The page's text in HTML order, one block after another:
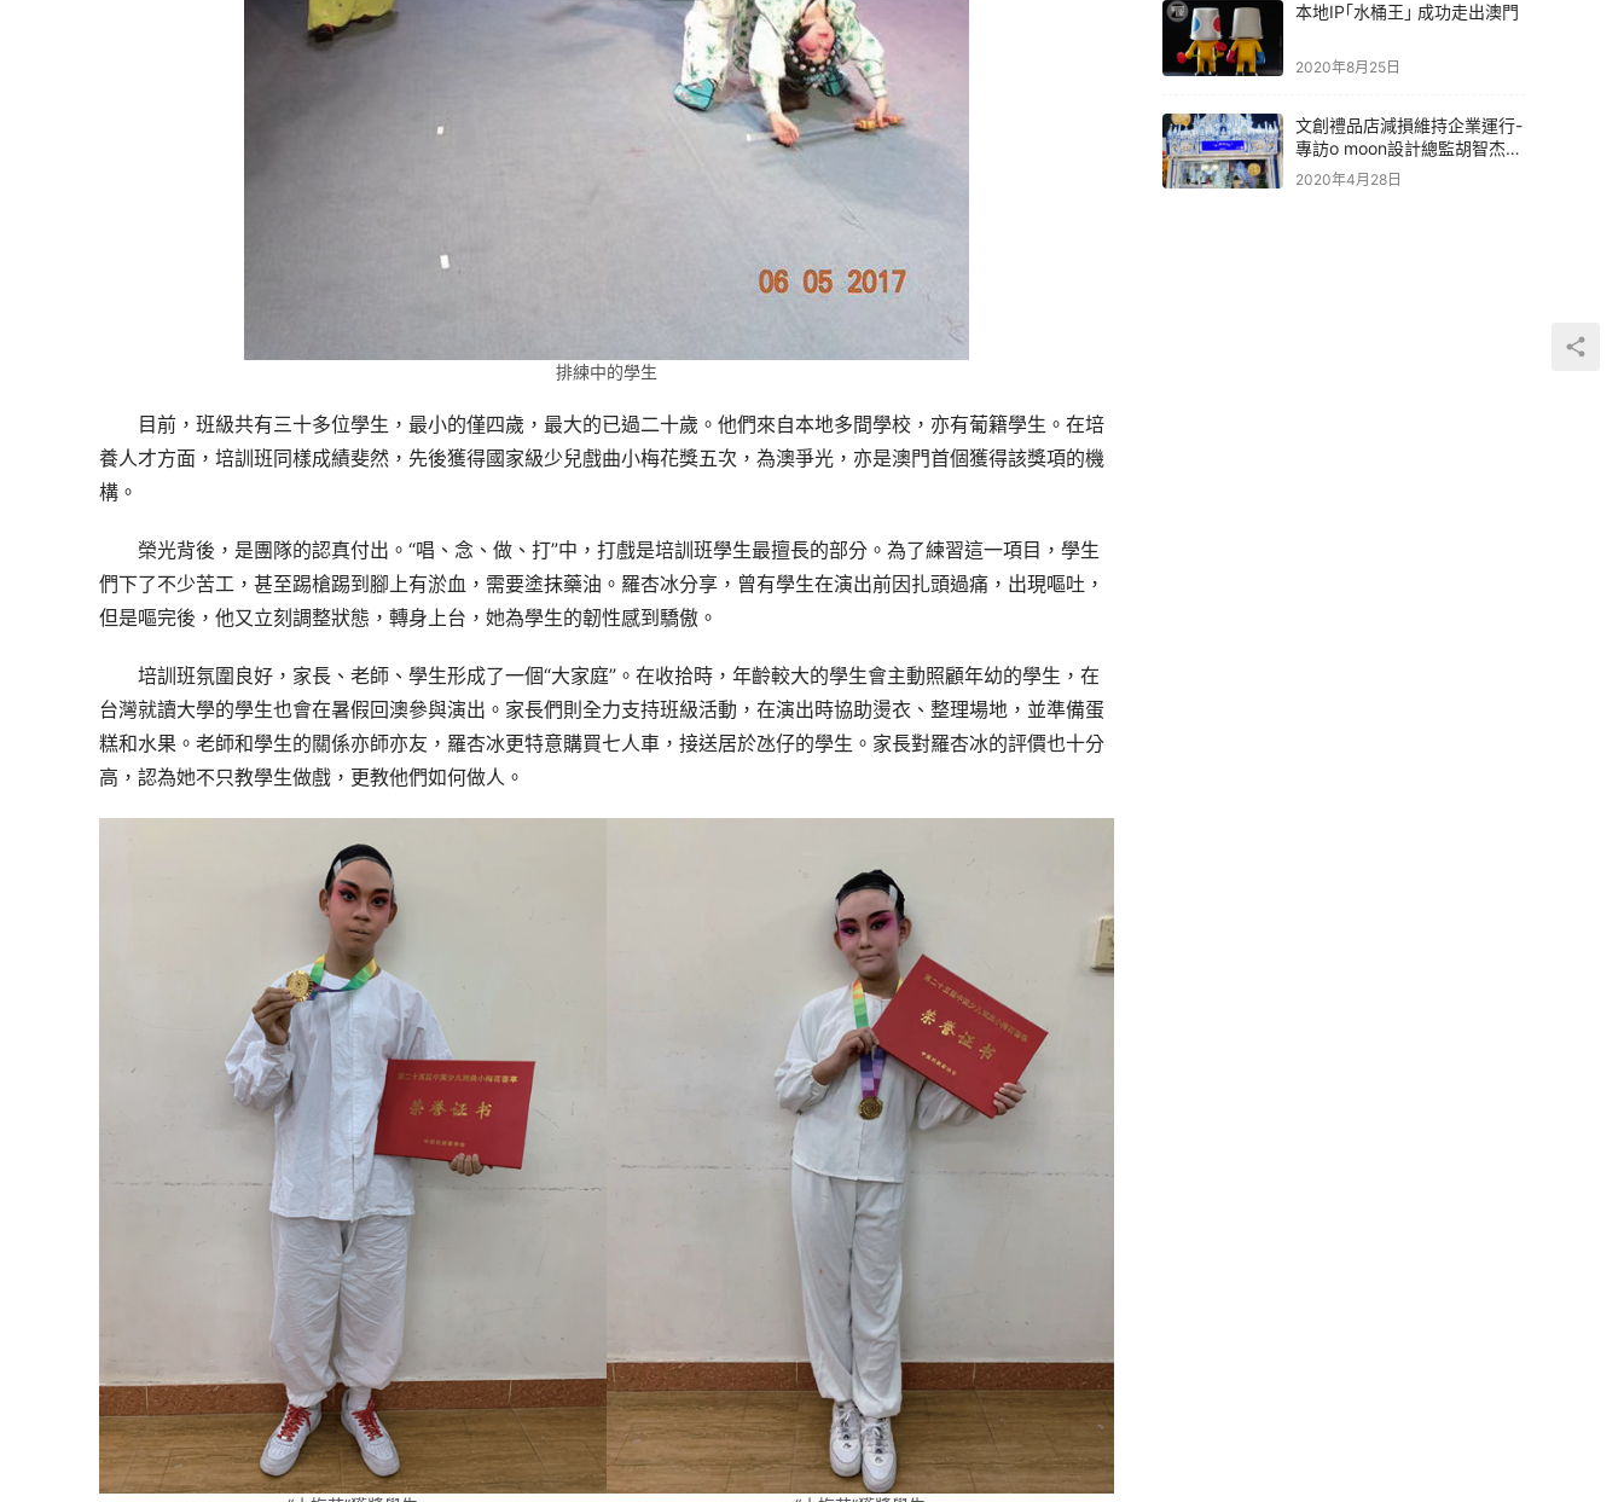
排練中的學生
目前，班級共有三十多位學生，最小的僅四歲，最大的已過二十歲。他們來自本地多間學校，亦有葡籍學生。在培
養人才方面，培訓班同樣成績斐然，先後獲得國家級少兒戲曲小梅花獎五次，為澳爭光，亦是澳門首個獲得該獎項的機
構。
榮光背後，是團隊的認真付出。“唱、念、做、打”中，打戲是培訓班學生最擅長的部分。為了練習這一項目，學生
們下了不少苦工，甚至踢槍踢到腳上有淤血，需要塗抹藥油。羅杏冰分享，曾有學生在演出前因扎頭過痛，出現嘔吐，
但是嘔完後，他又立刻調整狀態，轉身上台，她為學生的韌性感到驕傲。
培訓班氛圍良好，家長、老師、學生形成了一個“大家庭”。在收拾時，年齡較大的學生會主動照顧年幼的學生，在
台灣就讀大學的學生也會在暑假回澳參與演出。家長們則全力支持班級活動，在演出時協助燙衣、整理場地，並準備蛋
糕和水果。老師和學生的關係亦師亦友，羅杏冰更特意購買七人車，接送居於氹仔的學生。家長對羅杏冰的評價也十分
高，認為她不只教學生做戲，更教他們如何做人。
本地IP｢水桶王｣ 成功走出澳門
2020年8月25日
文創禮品店減損維持企業運行-
專訪o moon設計總監胡智杰先
生
2020年4月28日